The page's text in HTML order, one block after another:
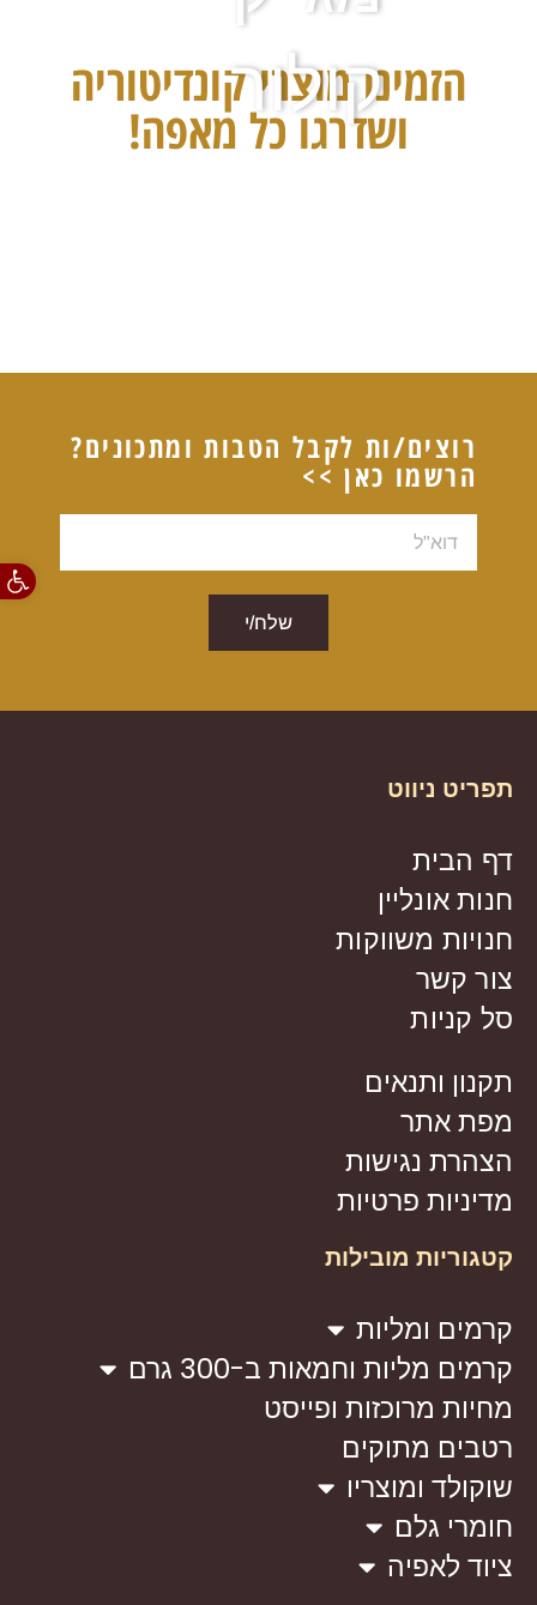
פתח
קולור
הזמינו מוצרי קונדיטוריה
ושדרגו כל מאפה!
רוצים/ות לקבל הטבות ומתכונים?
הרשמו כאן >>
שלח/י
תפריט ניווט
דף הבית
חנות אונליין
חנויות משווקות
צור קשר
סל קניות
תקנון ותנאים
מפת אתר
הצהרת נגישות
מדיניות פרטיות
קטגוריות מובילות
קרמים ומליות
קרמים מליות וחמאות ב-300 גרם
מחיות מרוכזות ופייסט
רטבים מתוקים
שוקולד ומוצריו
חומרי גלם
ציוד לאפיה